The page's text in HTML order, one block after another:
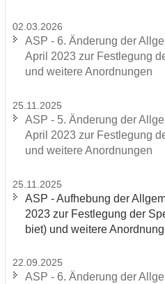
02.03.2026
ASP - 6. Än­de­rung der
April 2023 zur Fest­le­gung
und wei­te­re An­ord­nun­gen
25.11.2025
ASP - 5. Än­de­rung der
April 2023 zur Fest­le­gung
und wei­te­re An­ord­nun­gen
25.11.2025
ASP - Auf­he­bung der
2023 zur Fest­le­gung der
biet) und wei­te­re
22.09.2025
ASP - 6. Än­de­rung der